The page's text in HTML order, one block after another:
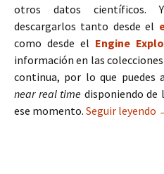
otros datos científicos.
descargarlos tanto desde el
como desde el Engine
información en las
continua, por lo que puedes
near real time disponiendo de
ese momento. Seguir leyendo